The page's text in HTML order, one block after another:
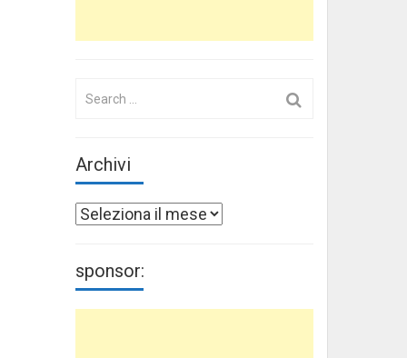
Archivi
Archivi
sponsor: